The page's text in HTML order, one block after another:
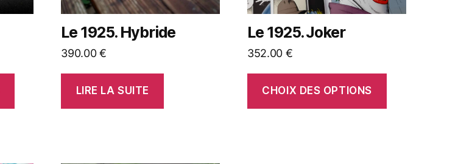
Le 1925. Hybride
390.00€
LIRE LA SUITE
Le 1925. Joker
352.00 €
CHOIX DES OPTIONS